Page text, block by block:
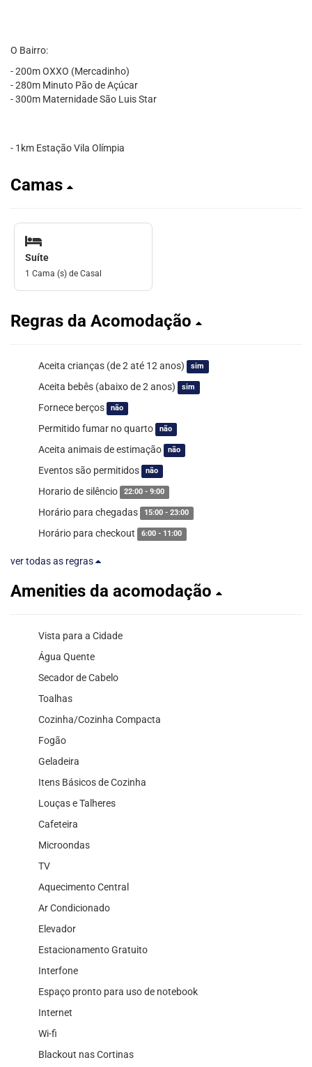
O Bairro:
- 200m OXXO (Mercadinho)
- 280m Minuto Pão de Açúcar
- 300m Maternidade São Luis Star
- 1km Estação Vila Olímpia
Camas
Suíte
1 Cama (s) de Casal
Regras da Acomodação
Aceita crianças (de 2 até 12 anos) sim
Aceita bebês (abaixo de 2 anos) sim
Fornece berços não
Permitido fumar no quarto não
Aceita animais de estimação não
Eventos são permitidos não
Horario de silêncio 22:00 - 9:00
Horário para chegadas 15:00 - 23:00
Horário para checkout 6:00 - 11:00
ver todas as regras
Amenities da acomodação
Vista para a Cidade
Água Quente
Secador de Cabelo
Toalhas
Cozinha/Cozinha Compacta
Fogão
Geladeira
Itens Básicos de Cozinha
Louças e Talheres
Cafeteira
Microondas
TV
Aquecimento Central
Ar Condicionado
Elevador
Estacionamento Gratuito
Interfone
Espaço pronto para uso de notebook
Internet
Wi-fi
Blackout nas Cortinas